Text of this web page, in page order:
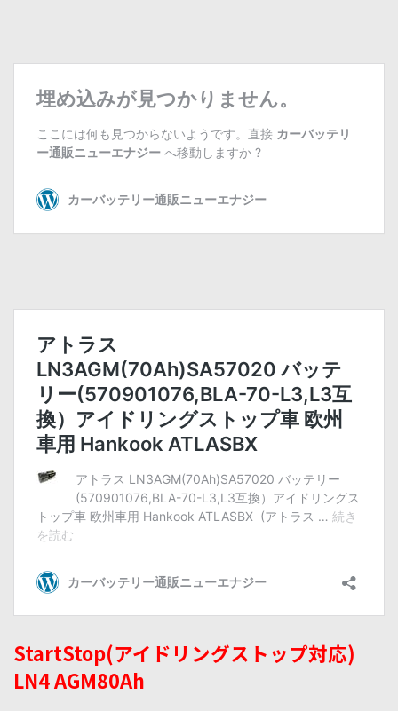
StartStop(アイドリングストップ対応)
LN4 AGM80Ah